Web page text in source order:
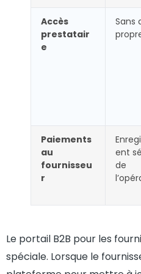
Accès
prestatair
e
Sans
Paiements
au
fournisseu
r
ent
de
Le portail B2B pour les
spéciale. Lorsque le